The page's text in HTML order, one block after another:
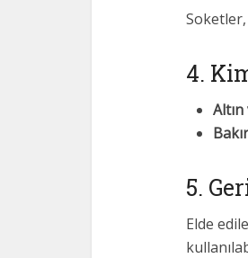
Soketler,
4.
Altın
5.
Elde